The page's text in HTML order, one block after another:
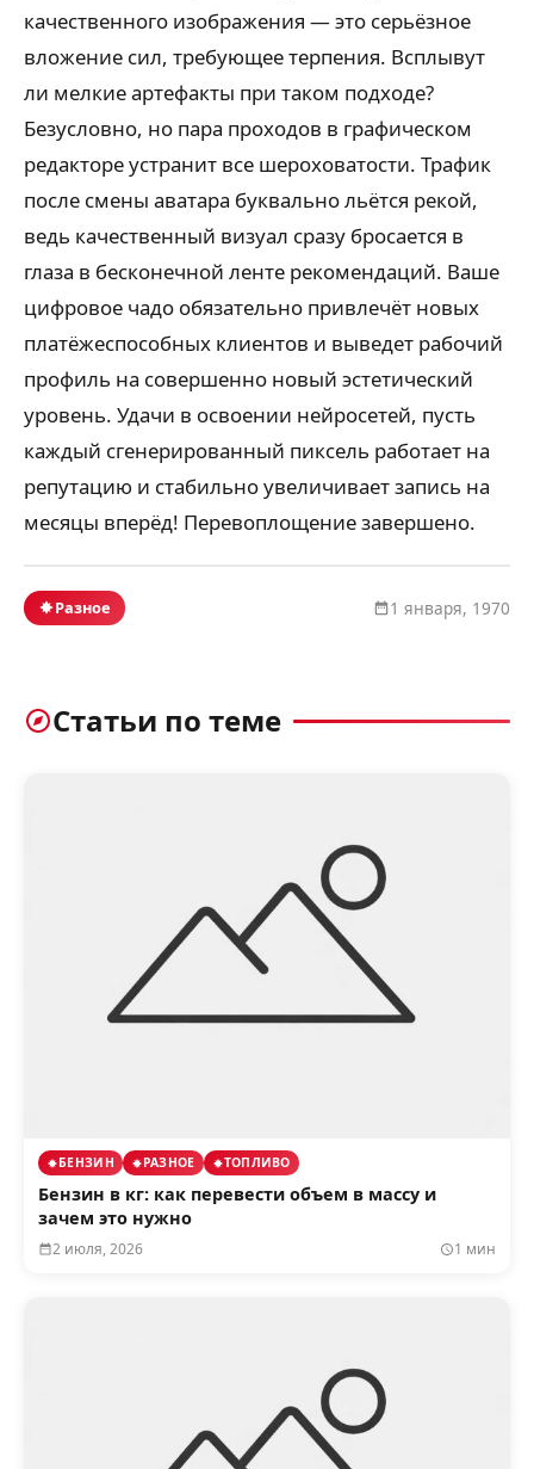
качественного изображения — это серьёзное
вложение сил, требующее терпения. Всплывут
ли мелкие артефакты при таком подходе?
Безусловно, но пара проходов в графическом
редакторе устранит все шероховатости. Трафик
после смены аватара буквально льётся рекой,
ведь качественный визуал сразу бросается в
глаза в бесконечной ленте рекомендаций. Ваше
цифровое чадо обязательно привлечёт новых
платёжеспособных клиентов и выведет рабочий
профиль на совершенно новый эстетический
уровень. Удачи в освоении нейросетей, пусть
каждый сгенерированный пиксель работает на
репутацию и стабильно увеличивает запись на
месяцы вперёд! Перевоплощение завершено.
Разное 1 января, 1970
Статьи по теме
БЕНЗИН РАЗНОЕ ТОПЛИВО
Бензин в кг: как перевести объем в массу и
зачем это нужно
2 июля, 2026 1 мин